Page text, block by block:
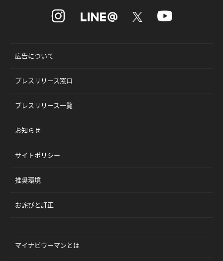
広告について
プレスリリース窓口
プレスリリース一覧
お知らせ
サイトポリシー
推奨環境
お詫びと訂正
マイナビウーマンとは